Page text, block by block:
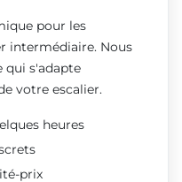
pour les
intermédiaire. Nous
qui s'adapte
votre escalier.
heures
prix